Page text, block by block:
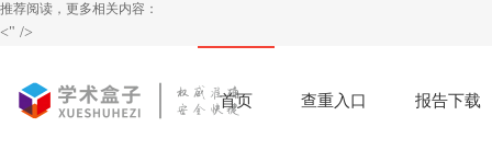
推荐阅读，更多相关内容：
<" />
首页 查重入口 报告下载